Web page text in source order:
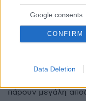
Google consents
CONFIRM
Data Deletion
ή πας σπίτι σου.
ΑΠΑΝΤΗΣΗ
Γιώργος
Οι γονείς να
πάρουν μεγάλη